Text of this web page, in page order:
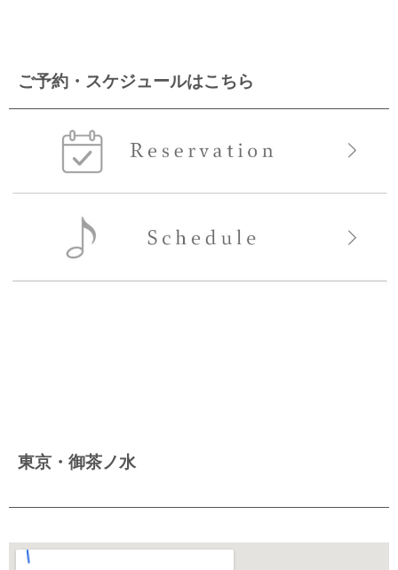
ご予約・スケジュールはこちら
東京・御茶ノ水